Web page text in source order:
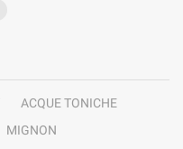
ACQUE TONICHE
MIGNON